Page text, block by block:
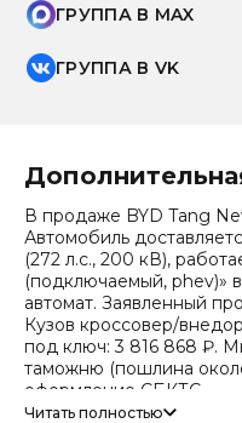
ГРУППА В MAX
ГРУППА В VK
В продаже BYD Tang
Автомобиль
(272 л.с., 200 кВ),
(подключаемый, phev)»
автомат. Заявленный
Кузов кроссовер/
под ключ: 3 816 868 ₽.
таможню (пошлина
оформление СБКТС.
Читать полностью